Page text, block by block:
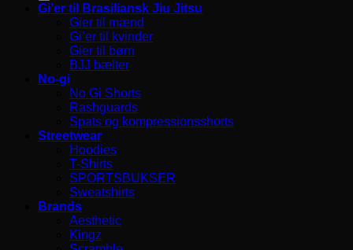
Gi’er til Brasiliansk Jiu Jitsu
Gier til mænd
Gi’er til kvinder
Gier til børn
BJJ bælter
No-gi
No Gi Shorts
Rashguards
Spats og kompressionsshorts
Streetwear
Hoodies
T-Shirts
SPORTSBUKSER
Sweatshirts
Brands
Aesthetic
Kingz